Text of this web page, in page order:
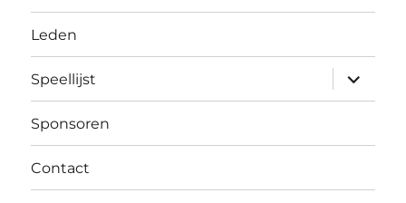
Leden
Speellijst
Sponsoren
Contact